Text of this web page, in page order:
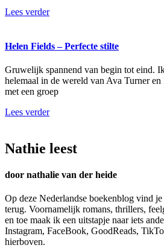
Lees verder
Helen Fields – Perfecte stilte
Gruwelijk spannend van begin tot eind.
helemaal in de wereld van Ava Turner
met een groep
Lees verder
Nathie leest
door nathalie van der heide
Op deze Nederlandse boekenblog vind
terug. Voornamelijk romans, thrillers,
en toe maak ik een uitstapje naar iets
Instagram, FaceBook, GoodReads,
hierboven.